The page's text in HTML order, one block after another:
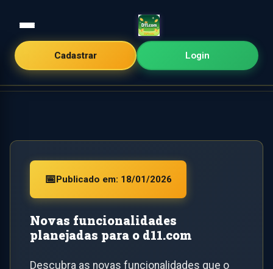
Cadastrar Login
Início/Novas funcionalidades planejadas para o d11.com
📅Publicado em: 18/01/2026
Novas funcionalidades
planejadas para o d11.com
Descubra as novas funcionalidades que o